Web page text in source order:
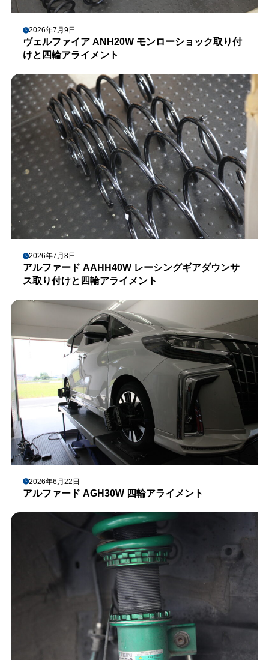
2026年7月9日
ヴェルファイア ANH20W モンローショック取り付
けと四輪アライメント
2026年7月8日
アルファード AAHH40W レーシングギアダウンサ
ス取り付けと四輪アライメント
2026年6月22日
アルファード AGH30W 四輪アライメント